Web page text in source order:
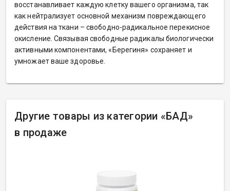
восстанавливает каждую клетку вашего организма, так
как нейтрализует основной механизм повреждающего
действия на ткани – свободно-радикальное перекисное
окисление. Связывая свободные радикалы биологически
активными компонентами, «Берегиня» сохраняет и
умножает ваше здоровье.
Другие товары из категории «БАД»
в продаже